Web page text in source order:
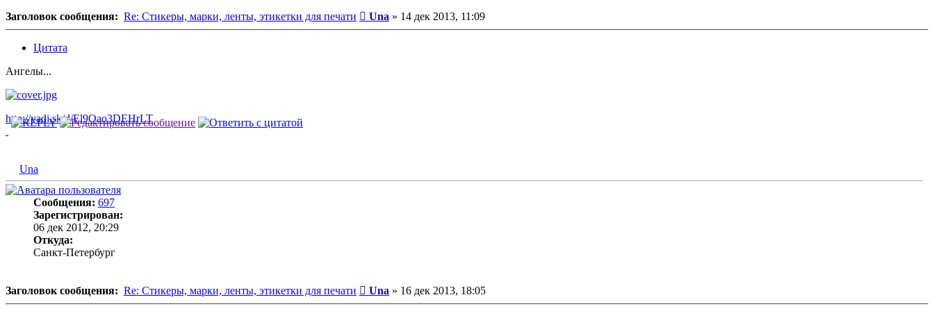
Заголовок сообщения: Re: Стикеры, марки, ленты, этикетки для печати Сообщение
Una » 14 дек 2013, 11:09
Цитата
Ангелы...
http://yadi.sk/d/El9Oao3DEHrLT
Una
Сообщения: 697
Зарегистрирован:
06 дек 2012, 20:29
Откуда:
Санкт-Петербург
Заголовок сообщения: Re: Стикеры, марки, ленты, этикетки для печати Сообщение
Una » 16 дек 2013, 18:05